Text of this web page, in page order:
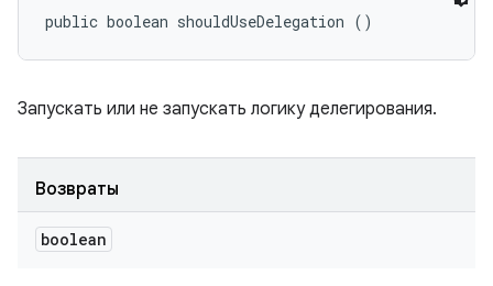
public boolean shouldUseDelegation ()
Запускать или не запускать логику делегирования.
Возвраты
boolean